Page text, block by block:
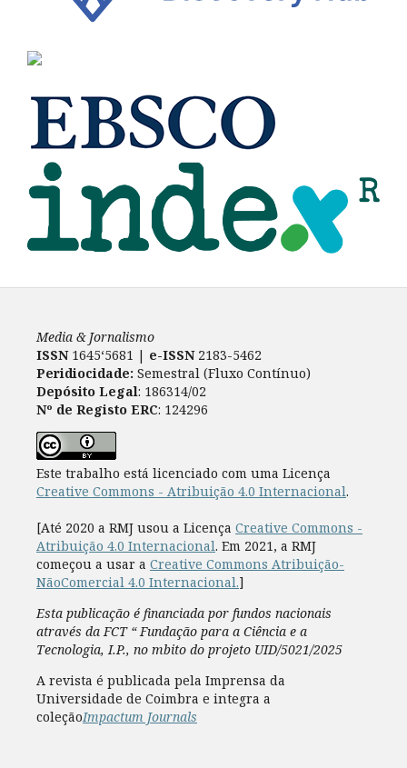
Media & Jornalismo
ISSN 1645‘5681 | e-ISSN2183-5462
Peridiocidade: Semestral (Fluxo Contínuo)
Depósito Legal: 186314/02
Nº de Registo ERC: 124296
Este trabalho está licenciado com uma Licença
Creative Commons - Atribuição 4.0 Internacional.
[Até 2020 a RMJ usou a Licença Creative Commons -
Atribuição 4.0 Internacional. Em 2021, a RMJ
começou a usar a Creative Commons Atribuição-
NãoComercial 4.0 Internacional.]
Esta publicação é financiada por fundos nacionais
através da FCT “ Fundação para a Ciência e a
Tecnologia, I.P., no mbito do projeto UID/5021/2025
A revista é publicada pela Imprensa da
Universidade de Coimbra e integra a
coleçãoImpactum Journals